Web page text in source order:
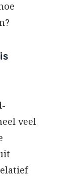
veel